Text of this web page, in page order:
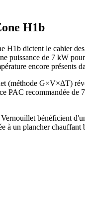
H1b
dictent le cahier
puissance de 7 kW
encore présents
(méthode G×V×ΔT)
PAC recommandée
bénéficient
à un plancher